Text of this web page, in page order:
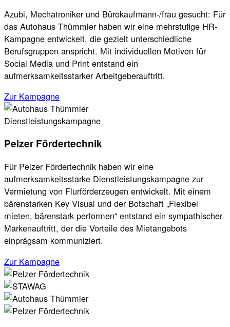
Azubi, Mechatroniker und Bürokaufmann-/frau gesucht: Für
das Autohaus Thümmler haben wir eine mehrstufige HR-
Kampagne entwickelt, die gezielt unterschiedliche
Berufsgruppen anspricht. Mit individuellen Motiven für
Social Media und Print entstand ein
aufmerksamkeitsstarker Arbeitgeberauftritt.
Zur Kampagne
Dienstleistungskampagne
Pelzer Fördertechnik
Für Pelzer Fördertechnik haben wir eine
aufmerksamkeitsstarke Dienstleistungskampagne zur
Vermietung von Flurförderzeugen entwickelt. Mit einem
bärenstarken Key Visual und der Botschaft „Flexibel
mieten, bärenstark performen“ entstand ein sympathischer
Markenauftritt, der die Vorteile des Mietangebots
einprägsam kommuniziert.
Zur Kampagne